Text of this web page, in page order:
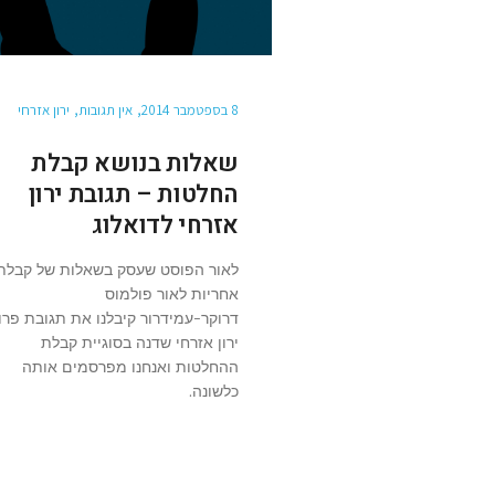
8 בספטמבר 2014 אין תגובות ירון אזרחי
שאלות בנושא קבלת
החלטות – תגובת ירון
אזרחי לדואלוג
לאור הפוסט שעסק בשאלות של
אחריות לאור פולמוס
דרוקר-עמידרור קיבלנו את תגובת
ירון אזרחי שדנה בסוגיית קבלת
ההחלטות ואנחנו מפרסמים אותה
כלשונה.